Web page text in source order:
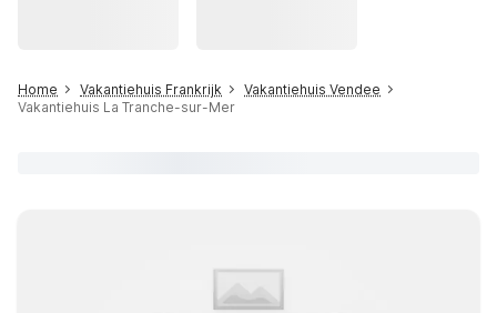
Home Vakantiehuis Frankrijk
Vakantiehuis Vendee
Vakantiehuis La Tranche-sur-Mer